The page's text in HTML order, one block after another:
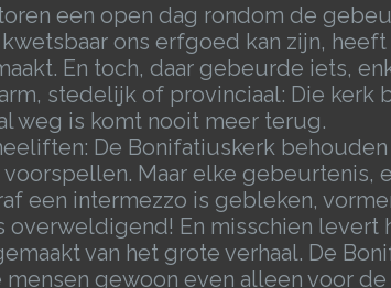
een open dag rondom de
ons erfgoed kan zijn,
En toch, daar gebeurde iets,
stedelijk of provinciaal: Die
weg is komt nooit meer terug.
De Bonifatiuskerk
Maar elke gebeurtenis,
een intermezzo is gebleken,
En misschien levert
van het grote verhaal. De
gewoon even alleen voor